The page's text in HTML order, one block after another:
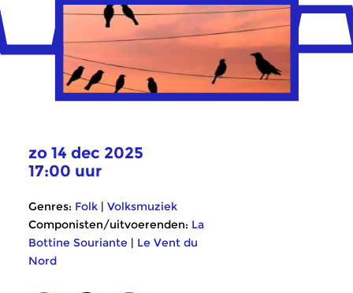
zo 14 dec 2025
17:00 uur
Genres: Folk | Volksmuziek
Componisten/uitvoerenden: La
Bottine Souriante | Le Vent du
Nord